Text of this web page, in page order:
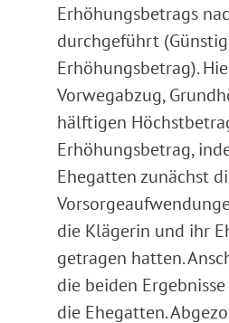
Erhöhungsbetrags
durchgeführt
Erhöhungsbetrag).
Vorwegabzug,
hälftigen
Erhöhungsbetrag,
Ehegatten zunächst
die Klägerin und ihr
getragen hatten.
die beiden
die Ehegatten.